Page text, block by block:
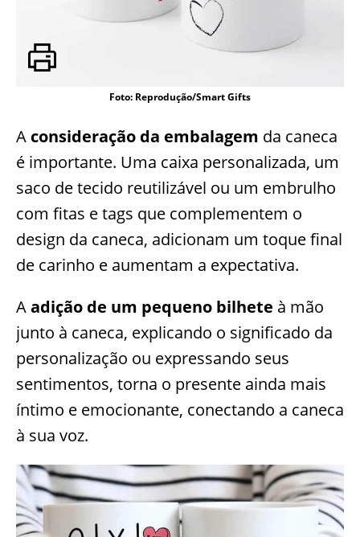
Foto: Reprodução/Smart Gifts
A consideração da embalagem da caneca
é importante. Uma caixa personalizada, um
saco de tecido reutilizável ou um embrulho
com fitas e tags que complementem o
design da caneca, adicionam um toque final
de carinho e aumentam a expectativa.
Aadição de um pequeno bilhete à mão
junto à caneca, explicando o significado da
personalização ou expressando seus
sentimentos, torna o presente ainda mais
íntimo e emocionante, conectando a caneca
à sua voz.